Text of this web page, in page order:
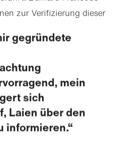
zur Verifizierung dieser
gegründete
mein
sich
Laien über den
informieren.